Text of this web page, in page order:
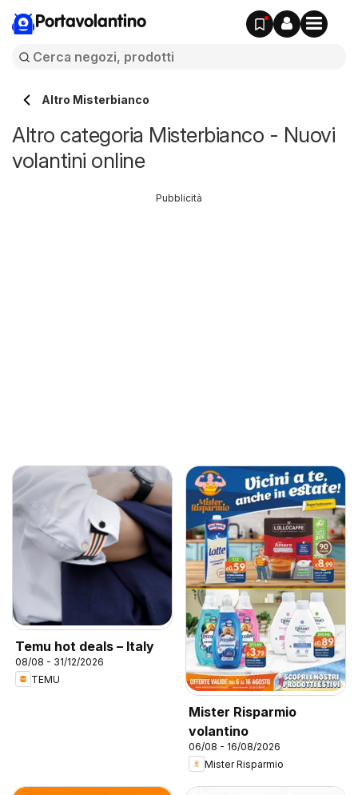
Portavolantino
Altro Misterbianco
Altro categoria Misterbianco - Nuovi
volantini online
Temu hot deals – Italy
08/08 - 31/12/2026
TEMU
Mister Risparmio
volantino
06/08 - 16/08/2026
Mister Risparmio
Pubblicità